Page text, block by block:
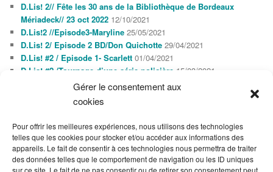
D.Lis! 2// Fête les 30 ans de la Bibliothèque de Bordeaux
Mériadeck// 23 oct 2022 12/10/2021
D.Lis!2 //Episode3-Maryline 25/05/2021
D.Lis! 2/ Episode 2 BD/Don Quichotte 29/04/2021
D.Lis! #2 / Episode 1- Scarlett 01/04/2021
D.Lis! #2 /Tournage d’une série policière 15/03/2021
L M M J V S D
1
2
3
4 5 6 7 8
9
10
11 13
Gérer le consentement aux
cookies
Pour offrir les meilleures expériences, nous utilisons des technologies
telles que les cookies pour stocker et/ou accéder aux informations des
appareils. Le fait de consentir à ces technologies nous permettra de traiter
des données telles que le comportement de navigation ou les ID uniques
sur ce site. Le fait de ne pas consentir ou de retirer son consentement peut